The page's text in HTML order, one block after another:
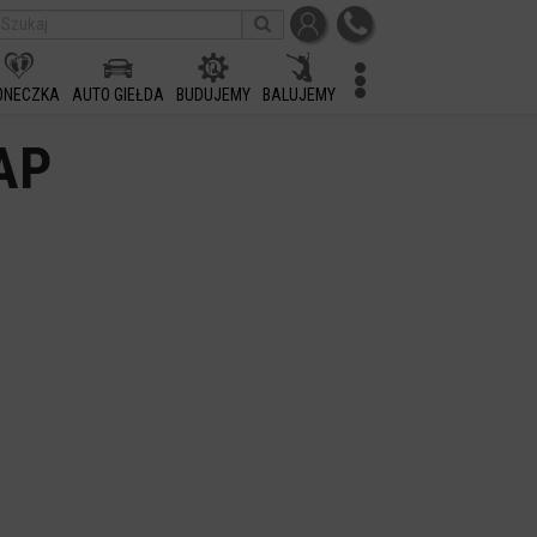
AUTO GIEŁDA BUDUJEMY BALUJEMY